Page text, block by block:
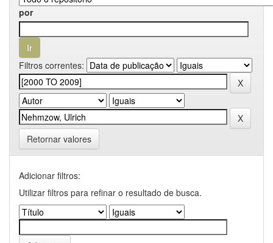
por
Filtros correntes:
Retornar valores
Adicionar filtros:
Utilizar filtros para refinar o resultado de busca.